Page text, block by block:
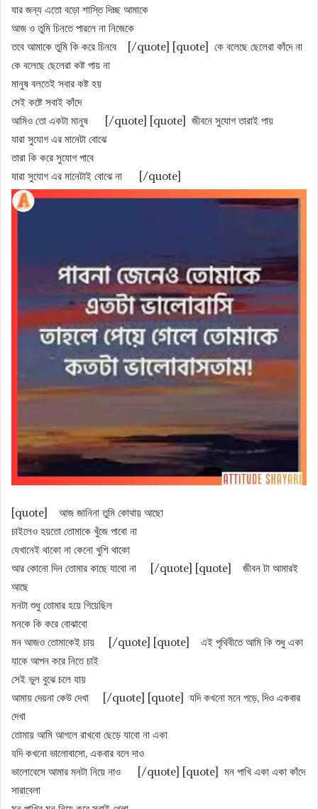
যার জন্য এতো বড়ো শাস্তি দিচ্ছ আমাকে
আজ ও তুমি চিনতে পারলে না নিজেকে
তবে আমাকে তুমি কি করে চিনবে [/quote] [quote] কে বলেছে ছেলেরা কাঁদে না
কে বলেছে ছেলেরা কষ্ট পায় না
মানুষ বলতেই সবার কষ্ট হয়
সেই কষ্টে সবাই কাঁদে
আমিও তো একটা মানুষ [/quote] [quote] জীবনে সুযোগ তারাই পায়
যারা সুযোগ এর মানেটা বোঝে
তারা কি করে সুযোগ পাবে
যারা সুযোগ এর মানেটাই বোঝে না [/quote]
[quote] আজ জানিনা তুমি কোথায় আছো
চাইলেও হয়তো তোমাকে খুঁজে পাবো না
যেখানেই থাকো না কেনো খুশি থাকো
আর কোনো দিন তোমার কাছে যাবো না [/quote] [quote] জীবন টা আমারই
আছে
মনটা শুধু তোমার হয়ে গিয়েছিল
মনকে কি করে বোঝাবো
মন আজও তোমাকেই চায় [/quote] [quote] এই পৃথিবীতে আমি কি শুধু একা
যাকে আপন করে নিতে চাই
সেই ভুল বুঝে চলে যায়
আমায় দেয়না কেউ দেখা [/quote] [quote] যদি কখনো মনে পড়ে, দিও একবার
দেখা
তোমায় আমি আগলে রাখবো ছেড়ে যাবো না একা
যদি কখনো ভালোবাসো, একবার বলে দাও
ভালোবেসে আমার মনটা নিয়ে নাও [/quote] [quote] মন পাখি একা একা কাঁদে
সারাবেলা